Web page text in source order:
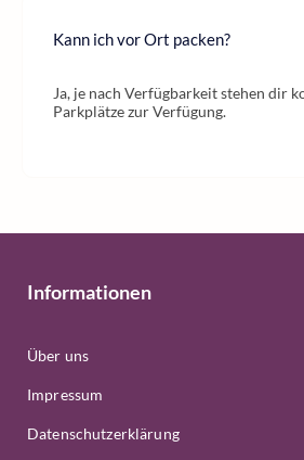
Kann ich vor Ort packen?
Ja, je nach Verfügbarkeit stehen dir
Parkplätze zur Verfügung.
Informationen
Über uns
Impressum
Datenschutzerklärung